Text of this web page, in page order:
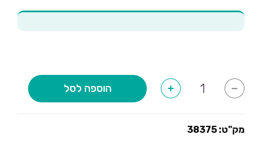
בתיבה
מה
על
התמונה
-
של
-
+ הוספה לסל
מק"ט: 38375